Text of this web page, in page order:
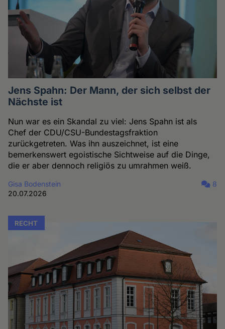
Jens Spahn: Der Mann, der sich selbst der
Nächste ist
Nun war es ein Skandal zu viel: Jens Spahn ist als
Chef der CDU/CSU-Bundestagsfraktion
zurückgetreten. Was ihn auszeichnet, ist eine
bemerkenswert egoistische Sichtweise auf die Dinge,
die er aber dennoch religiös zu umrahmen weiß.
Gisa Bodenstein
20.07.2026
8
RECHT